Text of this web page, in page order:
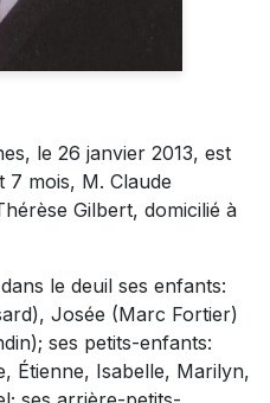
le 26 janvier 2013, est
7 mois, M. Claude
Gilbert, domicilié à
le deuil ses enfants:
Josée (Marc Fortier)
ses petits-enfants:
Étienne, Isabelle, Marilyn,